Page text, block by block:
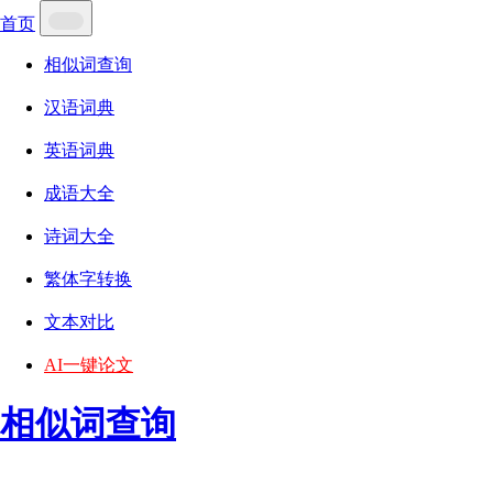
首页
相似词查询
汉语词典
英语词典
成语大全
诗词大全
繁体字转换
文本对比
AI一键论文
相似词查询